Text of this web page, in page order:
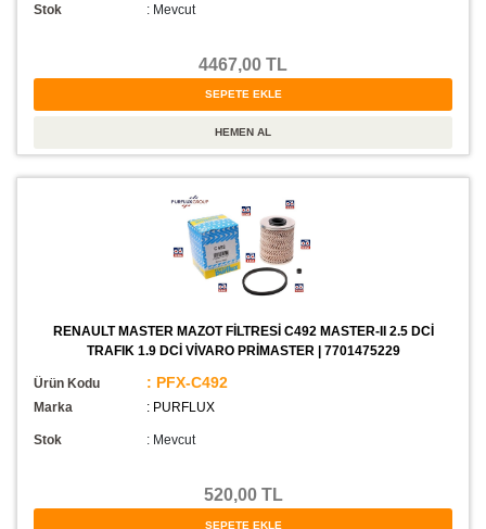
Stok : Mevcut
4467,00 TL
RENAULT MASTER MAZOT FİLTRESİ C492 MASTER-II 2.5 DCİ
TRAFIK 1.9 DCİ VİVARO PRİMASTER | 7701475229
Ürün Kodu : PFX-C492
Marka : PURFLUX
Stok : Mevcut
520,00 TL